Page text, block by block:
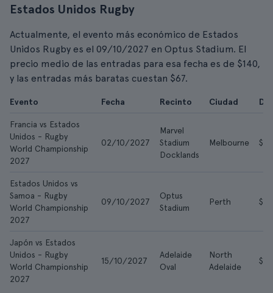
Estados Unidos Rugby
Actualmente, el evento más económico de Estados
Unidos Rugby es el 09/10/2027 en Optus Stadium. El
precio medio de las entradas para esa fecha es de $140,
y las entradas más baratas cuestan $67.
Evento Fecha Recinto Ciudad
Francia vs Estados
Unidos - Rugby
World Championship
2027
02/10/2027
Marvel
Stadium
Docklands
Melbourne $77
Estados Unidos vs
Samoa - Rugby
World Championship
2027
09/10/2027
Optus
Stadium
Perth $67
Japón vs Estados
Unidos - Rugby
World Championship
2027
15/10/2027
Adelaide
Oval
North
Adelaide
$80